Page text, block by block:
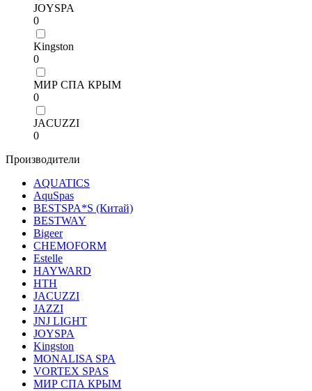
JOYSPA
0
Kingston
0
МИР СПА КРЫМ
0
JACUZZI
0
Производители
AQUATICS
AquSpas
BESTSPA*S (Китай)
BESTWAY
Bigeer
CHEMOFORM
Estelle
HAYWARD
HТН
JACUZZI
JAZZI
JNJ LIGHT
JOYSPA
Kingston
MONALISA SPA
VORTEX SPAS
МИР СПА КРЫМ